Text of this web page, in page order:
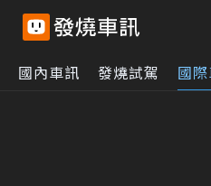
國內車訊 發燒試駕 國